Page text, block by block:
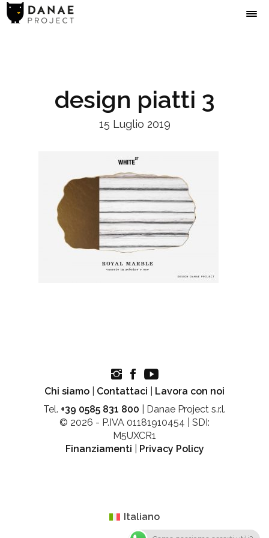
design piatti 3
15 Luglio 2019
Chi siamo Contattaci
Lavora con noi
Tel. +39 0585 831 800 | Danae Project s.r.l.
© 2026 - P.IVA 01181910454 | SDI:
M5UXCR1
Finanziamenti
Privacy Policy
Italiano